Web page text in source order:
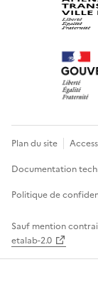
Plan du site
Documentation
Politique de
Sauf mention
etalab-2.0